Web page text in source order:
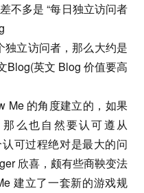
不多是 “每日独立访问者
立访问者，那么大约是
Blog(英文 Blog 价值要高
Me 的角度建立的，如果
么也自然要认可遵从
可过程绝对是最大的问
欣喜，颇有些商鞅变法
建立了一套新的游戏规